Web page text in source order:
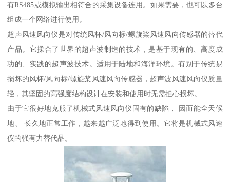
有RS485或模拟输出相符合的采集设备连用。如果需要，也可以多台
组成一个网络进行使用。
超声风速风向仪是对传统风杯/风向标/螺旋桨风速风向传感器的替代
产品。它揉合了世界的超声波制造的技术，是基于现有的、高度成
功的、实践的超声波技术。适用于陆地和海洋环境。有别于传统易
损坏的风杯/风向标/螺旋桨风速风向传感器，超声波风速风向仪质量
轻，其坚固的高强度结构设计在安装和使用时无需担心损坏。
由于它很好地克服了机械式风速风向仪固有的缺陷， 因而能全天候
地、 长久地正常工作，越来越广泛地得到使用。它将是机械式风速
仪的强有力替代品。